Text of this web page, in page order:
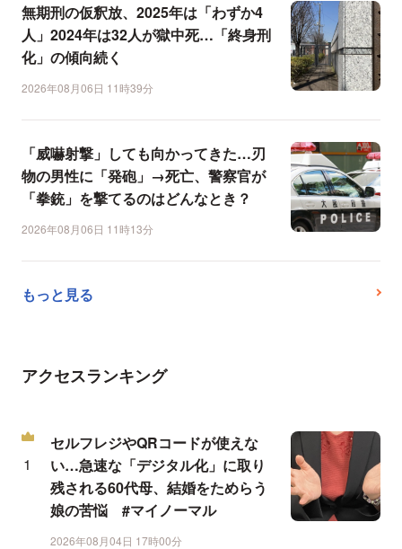
無期刑の仮釈放、2025年は「わずか4
人」2024年は32人が獄中死…「終身刑
化」の傾向続く
2026年08月06日 11時39分
「威嚇射撃」しても向かってきた…刃
物の男性に「発砲」→死亡、警察官が
「拳銃」を撃てるのはどんなとき？
2026年08月06日 11時13分
もっと見る
アクセスランキング
セルフレジやQRコードが使えな
い…急速な「デジタル化」に取り
残される60代母、結婚をためらう
娘の苦悩 #マイノーマル
2026年08月04日 17時00分